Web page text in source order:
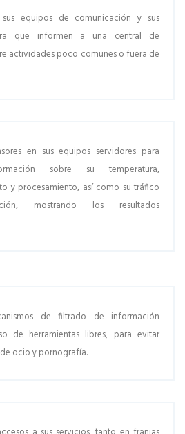
sus equipos de comunicación y sus
que informen a una central de
actividades poco comunes o fuera de
en sus equipos servidores para
sobre su temperatura,
y procesamiento, así como su tráfico
mostrando los resultados
de filtrado de información
de herramientas libres, para evitar
ocio y pornografía.